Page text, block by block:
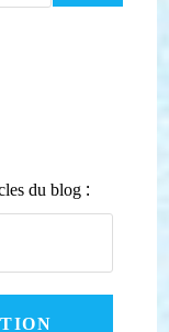
du blog :